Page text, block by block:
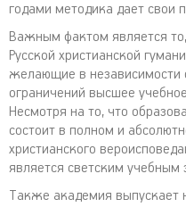
годами методика дает свои
Важным фактом является
Русской христианской
желающие в независимости
ограничений высшее
Несмотря на то, что
состоит в полном и
христианского
является светским учебным
Также академия выпускает